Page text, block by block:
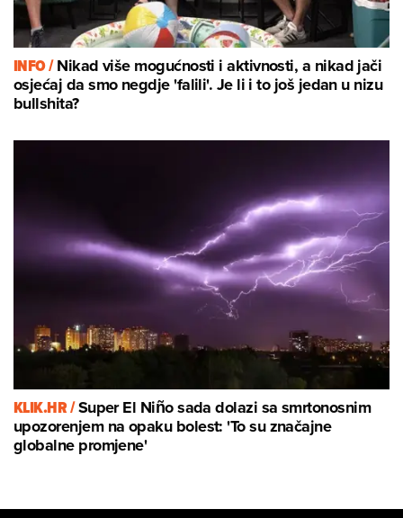
INFO /Nikad više mogućnosti i aktivnosti, a nikad jači
osjećaj da smo negdje 'falili'. Je li i to još jedan u nizu
bullshita?
KLIK.HR /Super El Niño sada dolazi sa smrtonosnim
upozorenjem na opaku bolest: 'To su značajne
globalne promjene'